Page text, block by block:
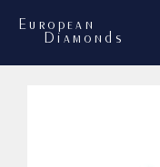
European
Diamonds